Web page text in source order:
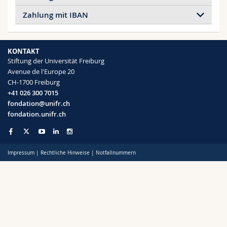
Math.-Nat. und Med. Fak.
Interfakultär
Mitarbeitende
Doktorierende
Webmail
Vorlesungsverzeichnis
MyUnifr
Zahlung mit IBAN
Zahlung mit IBAN
Stiftung Universität Freiburg
Av. de l'Europe 20
1700 Freiburg
IBANCH90 0076 8300 1224 0070 6
KONTAKT
Stiftung der Universität Freiburg
Avenue de l'Europe 20
CH-1700 Freiburg
+41 026 300 7015
fondation@unifr.ch
fondation.unifr.ch
Impressum | Rechtliche Hinweise | Notfallnummern